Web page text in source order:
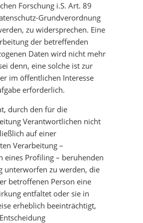
Forschung i.S. Art. 89
Grundverordnung
zu widersprechen. Eine
der betreffenden
Daten wird nicht mehr
denn, eine solche ist zur
im öffentlichen Interesse
erforderlich.
durch den für die
Verantwortlichen nicht
auf einer
Verarbeitung –
eines Profiling – beruhenden
unterworfen zu werden, die
betroffenen Person eine
entfaltet oder sie in
erheblich beeinträchtigt,